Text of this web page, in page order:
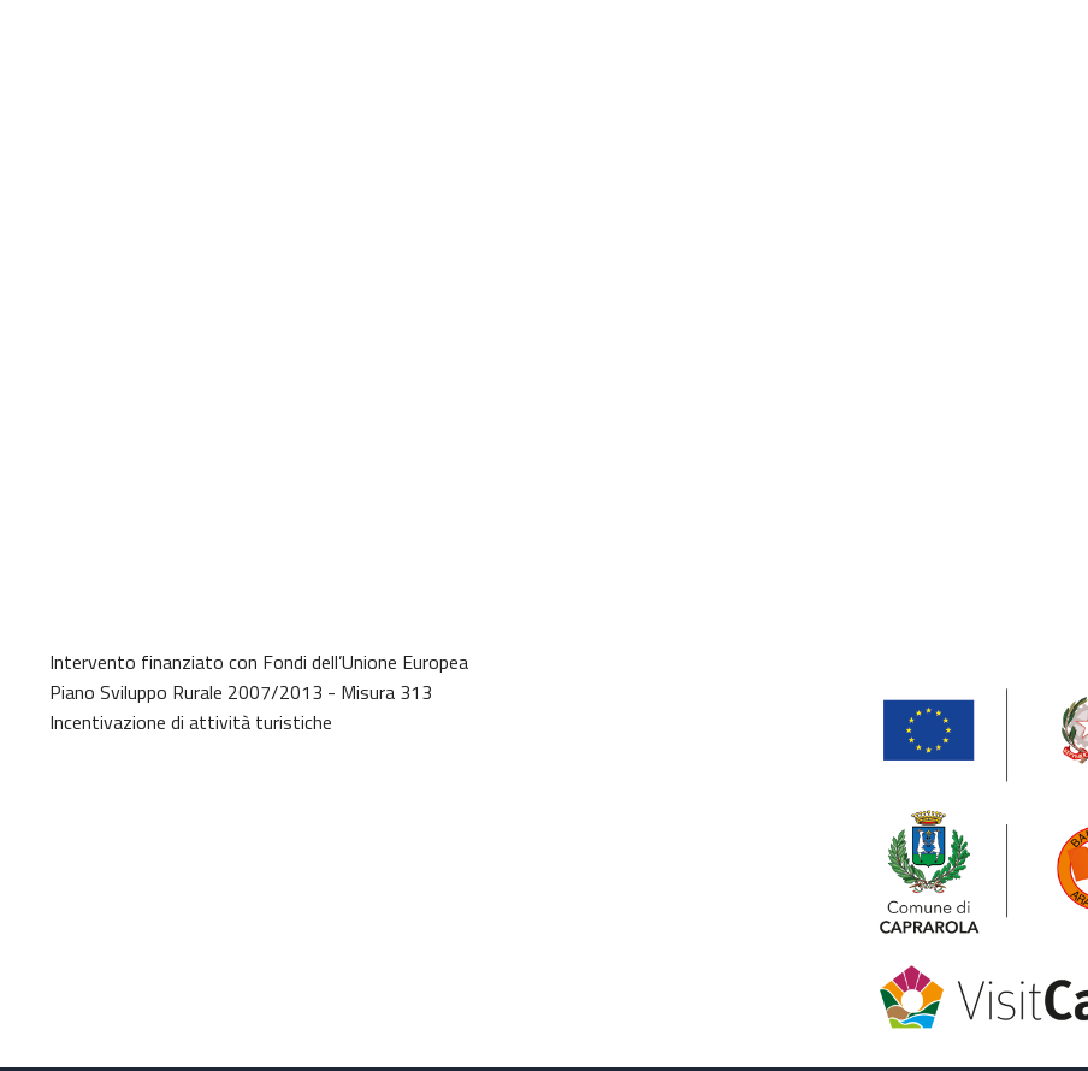
Intervento finanziato con Fondi dell’Unione Europea
Piano Sviluppo Rurale 2007/2013 - Misura 313
Incentivazione di attività turistiche